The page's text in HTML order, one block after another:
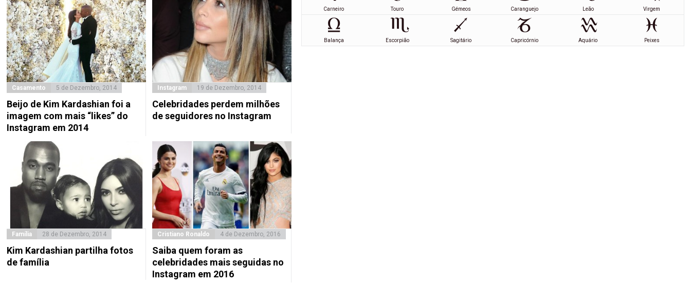
Casamento 5 de Dezembro, 2014
Beijo de Kim Kardashian foi a
imagem com mais “likes” do
Instagram em 2014
Instagram 19 de Dezembro, 2014
Celebridades perdem milhões
de seguidores no Instagram
Família 28 de Dezembro, 2014
Kim Kardashian partilha fotos
de família
Cristiano Ronaldo 4 de Dezembro, 2016
Saiba quem foram as
celebridades mais seguidas no
Instagram em 2016
Carneiro Touro Gémeos Caranguejo Leão Virgem
Balança Escorpião Sagitário Capricórnio Aquário Peixes